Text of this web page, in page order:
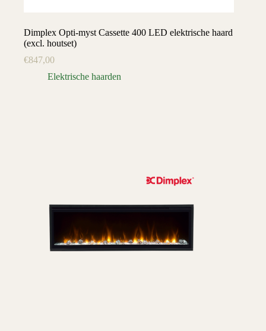
Dimplex Opti-myst Cassette 400 LED elektrische haard
(excl. houtset)
€847,00
Elektrische haarden